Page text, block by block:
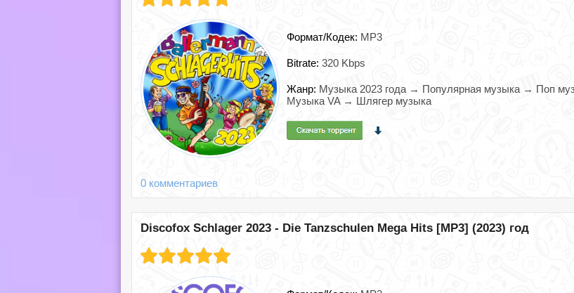
Формат/Кодек: MP3
Bitrate: 320 Kbps
Жанр: Музыка 2023 года → Популярная музыка → Поп
Музыка VA → Шлягер музыка
0 комментариев
Discofox Schlager 2023 - Die Tanzschulen Mega Hits [MP3] (2023) год